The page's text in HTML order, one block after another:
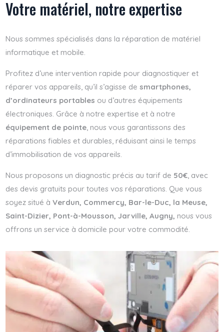
Votre matériel, notre expertise
Nous sommes spécialisés dans la réparation de matériel
informatique et mobile.
Profitez d’une intervention rapide pour diagnostiquer et
réparer vos appareils, qu’il s’agisse de smartphones,
d’ordinateurs portables ou d’autres équipements
électroniques. Grâce à notre expertise et à notre
équipement de pointe, nous vous garantissons des
réparations fiables et durables, réduisant ainsi le temps
d’immobilisation de vos appareils.
Nous proposons un diagnostic précis au tarif de 50€, avec
des devis gratuits pour toutes vos réparations. Que vous
soyez situé à Verdun, Commercy, Bar-le-Duc, la Meuse,
Saint-Dizier, Pont-à-Mousson, Jarville, Augny, nous vous
offrons un service à domicile pour votre commodité.